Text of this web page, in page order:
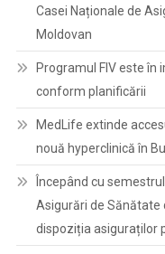
Casei Naționale de
Moldovan
Programul FIV este
conform planificării
MedLife extinde
nouă hyperclinică în
Începând cu
Asigurări de Sănătate
dispoziția asiguraților